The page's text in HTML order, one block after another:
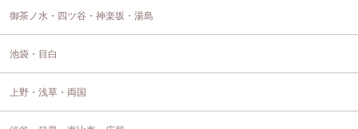
御茶ノ水・四ツ谷・神楽坂・湯島
池袋・目白
上野・浅草・両国